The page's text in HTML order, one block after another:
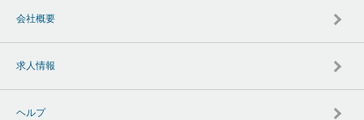
会社概要
求人情報
ヘルプ